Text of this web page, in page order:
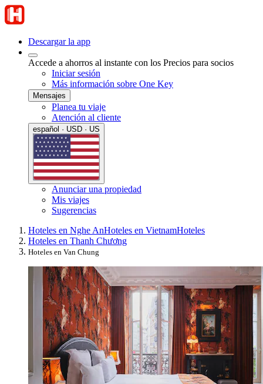
Descargar la app
Accede a ahorros al instante con los Precios para socios
Iniciar sesión
Más información sobre One Key
Mensajes
Planea tu viaje
Atención al cliente
español · USD · US
Anunciar una propiedad
Mis viajes
Sugerencias
Hoteles en Nghe AnHoteles en VietnamHoteles
Hoteles en Thanh Chương
Hoteles en Van Chung